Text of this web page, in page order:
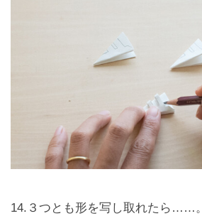
14.３つとも形を写し取れたら……。